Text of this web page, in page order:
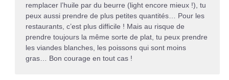
remplacer l’huile par du beurre (light encore mieux !), tu
peux aussi prendre de plus petites quantités… Pour les
restaurants, c’est plus difficile ! Mais au risque de
prendre toujours la même sorte de plat, tu peux prendre
les viandes blanches, les poissons qui sont moins
gras… Bon courage en tout cas !